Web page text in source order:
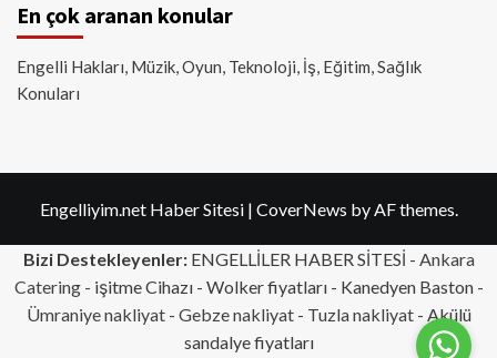
En çok aranan konular
Engelli Hakları, Müzik, Oyun, Teknoloji, İş, Eğitim, Sağlık
Konuları
Engelliyim.net Haber Sitesi | CoverNews by AF themes.
Bizi Destekleyenler:ENGELLİLER HABER SİTESİ - Ankara
Catering- işitme Cihazı - Wolker fiyatları - Kanedyen Baston -
Ümraniye nakliyat- Gebze nakliyat- Tuzla nakliyat- Akülü
sandalye fiyatları